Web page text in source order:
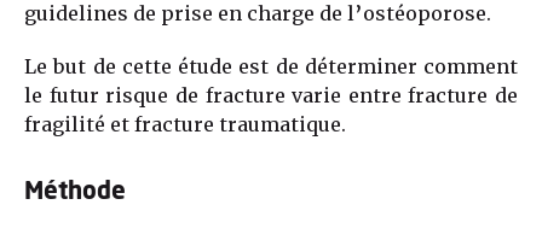
guidelines de prise en charge de l’ostéoporose.
Le but de cette étude est de déterminer comment
le futur risque de fracture varie entre fracture de
fragilité et fracture traumatique.
Méthode